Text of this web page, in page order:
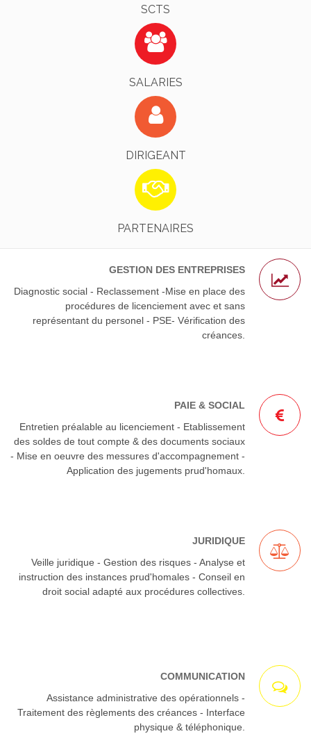
SCTS
SALARIES
Identifiez-Vous !
EN SAVOIR PLUS
DIRIGEANT
Identifiez-Vous !
EN SAVOIR PLUS
PARTENAIRES
L’AGS - Nos Avocats Partenaires
EN SAVOIR PLUS
GESTION DES ENTREPRISES
Diagnostic social - Reclassement -Mise en place des
procédures de licenciement avec et sans
représentant du personel - PSE- Vérification des
créances.
PAIE & SOCIAL
Entretien préalable au licenciement - Etablissement
des soldes de tout compte & des documents sociaux
- Mise en oeuvre des messures d'accompagnement -
Application des jugements prud'homaux.
JURIDIQUE
Veille juridique - Gestion des risques - Analyse et
instruction des instances prud'homales - Conseil en
droit social adapté aux procédures collectives.
COMMUNICATION
Assistance administrative des opérationnels -
Traitement des règlements des créances - Interface
physique & téléphonique.